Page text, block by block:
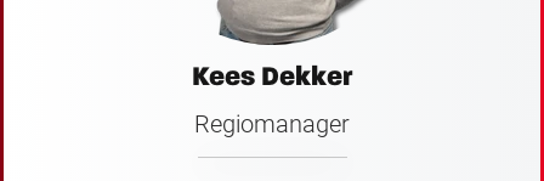
Kees Dekker
Regiomanager